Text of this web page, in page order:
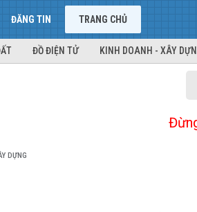
ĐĂNG TIN TRANG CHỦ
ĐỒ ĐIỆN TỬ KINH DOANH - XÂY
DỰNG